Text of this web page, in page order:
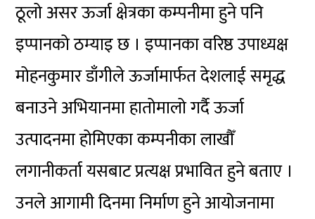
ठूलो असर ऊर्जा क्षेत्रका कम्पनीमा हुने पनि
इप्पानको ठम्याइ छ । इप्पानका वरिष्ठ उपाध्यक्ष
मोहनकुमार डाँगीले ऊर्जामार्फत देशलाई समृद्ध
बनाउने अभियानमाहातोमालोगर्दै ऊर्जा
उत्पादनमा होमिएका कम्पनीका लाखौँ
लगानीकर्ता यसबाट प्रत्यक्ष प्रभावित हुने बताए ।
उनले आगामी दिनमा निर्माण हुने आयोजनामा